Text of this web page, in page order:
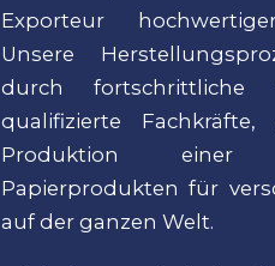
Exporteur
Unsere
durch fortschrittliche
qualifizierte
Produktion
Papierprodukten für
auf der ganzen Welt.